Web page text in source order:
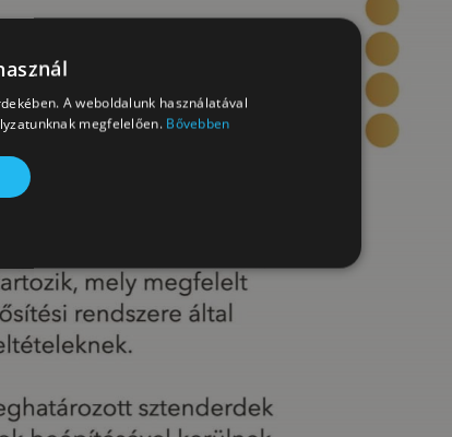
A weboldalunk használatával
megfelelően. Bővebben
BESOROLATLAN
használják a látogatók a weboldalt. Ezek a sütik